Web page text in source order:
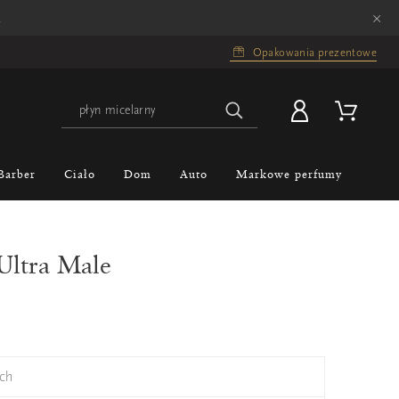
×
Opakowania prezentowe
Ciało Dom Auto Markowe perfumy
Male